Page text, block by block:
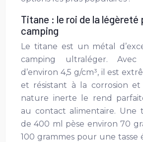
Titane : le roi de la légèreté
camping
Le titane est un métal
camping ultraléger.
d’environ 4,5 g/cm³, il est
et résistant à la corrosion et
nature inerte le rend
au contact alimentaire. Une
de 400 ml pèse environ 70
100 grammes pour une tasse